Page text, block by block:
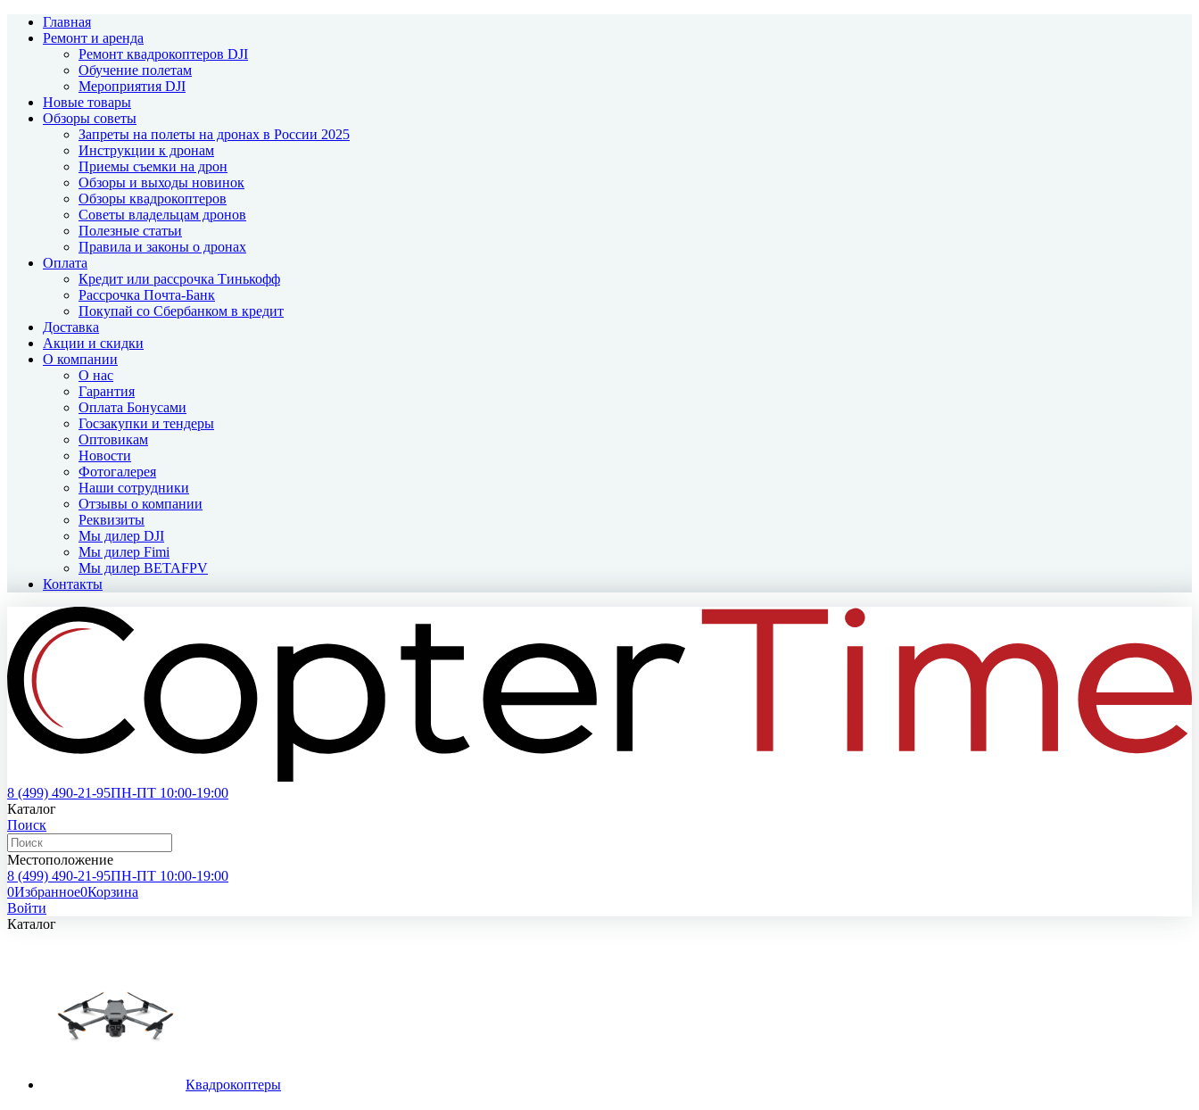
Главная
Ремонт и аренда
Ремонт квадрокоптеров DJI
Обучение полетам
Мероприятия DJI
Новые товары
Обзоры советы
Запреты на полеты на дронах в России 2025
Инструкции к дронам
Приемы съемки на дрон
Обзоры и выходы новинок
Обзоры квадрокоптеров
Советы владельцам дронов
Полезные статьи
Правила и законы о дронах
Оплата
Кредит или рассрочка Тинькофф
Рассрочка Почта-Банк
Покупай со Сбербанком в кредит
Доставка
Акции и скидки
О компании
О нас
Гарантия
Оплата Бонусами
Госзакупки и тендеры
Оптовикам
Новости
Фотогалерея
Наши сотрудники
Отзывы о компании
Реквизиты
Мы дилер DJI
Мы дилер Fimi
Мы дилер BETAFPV
Контакты
8 (499) 490-21-95ПН-ПТ 10:00-19:00
Каталог
Поиск
Местоположение
8 (499) 490-21-95ПН-ПТ 10:00-19:00
0Избранное0Корзина
Войти
Каталог
Квадрокоптеры